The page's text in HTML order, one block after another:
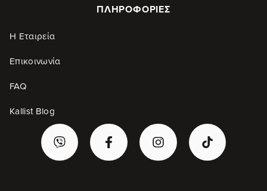
ΠΛΗΡΟΦΟΡΊΕΣ
Η Εταιρεία
Επικοινωνία
FAQ
Kallist Blog